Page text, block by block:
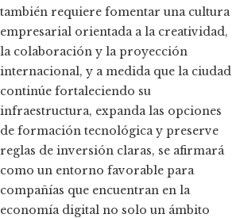
también requiere fomentar una cultura
empresarial orientada a la creatividad,
la colaboración y la proyección
internacional, y a medida que la ciudad
continúe fortaleciendo su
infraestructura, expanda las opciones
de formación tecnológica y preserve
reglas de inversión claras, se afirmará
como un entorno favorable para
compañías que encuentran en la
economía digital no solo un ámbito